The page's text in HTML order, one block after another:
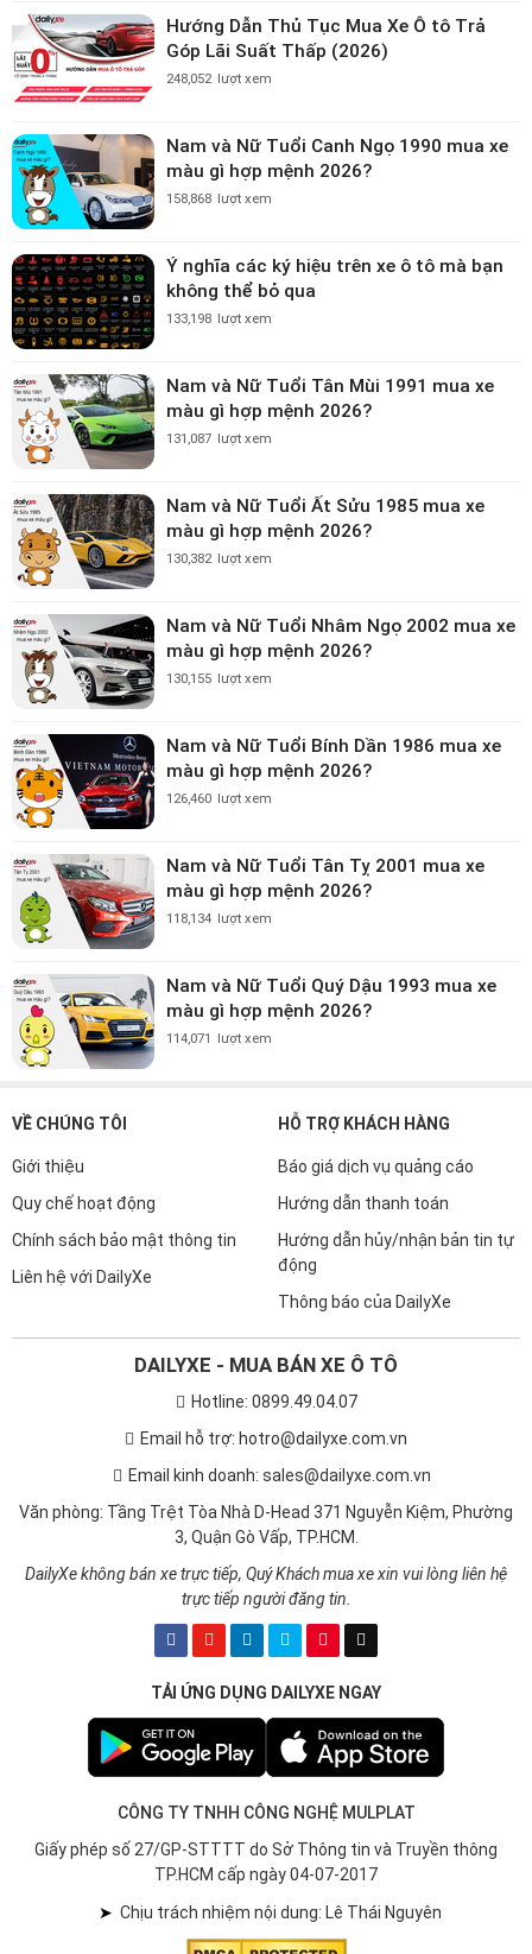
Hướng Dẫn Thủ Tục Mua Xe Ô tô Trả
Góp Lãi Suất Thấp (2026)
248,052 lượt xem
Nam và Nữ Tuổi Canh Ngọ 1990 mua xe
màu gì hợp mệnh 2026?
158,868 lượt xem
Ý nghĩa các ký hiệu trên xe ô tô mà bạn
không thể bỏ qua
133,198 lượt xem
Nam và Nữ Tuổi Tân Mùi 1991 mua xe
màu gì hợp mệnh 2026?
131,087 lượt xem
Nam và Nữ Tuổi Ất Sửu 1985 mua xe
màu gì hợp mệnh 2026?
130,382 lượt xem
Nam và Nữ Tuổi Nhâm Ngọ 2002 mua xe
màu gì hợp mệnh 2026?
130,155 lượt xem
Nam và Nữ Tuổi Bính Dần 1986 mua xe
màu gì hợp mệnh 2026?
126,460 lượt xem
Nam và Nữ Tuổi Tân Tỵ 2001 mua xe
màu gì hợp mệnh 2026?
118,134 lượt xem
Nam và Nữ Tuổi Quý Dậu 1993 mua xe
màu gì hợp mệnh 2026?
114,071 lượt xem
VỀ CHÚNG TÔI
Giới thiệu
Quy chế hoạt động
Chính sách bảo mật thông tin
Liên hệ với DailyXe
HỖ TRỢ KHÁCH HÀNG
Báo giá dịch vụ quảng cáo
Hướng dẫn thanh toán
Hướng dẫn hủy/nhận bản tin tự
động
Thông báo của DailyXe
DAILYXE - MUA BÁN XE Ô TÔ
Hotline: 0899.49.04.07
Email hỗ trợ: hotro@dailyxe.com.vn
Email kinh doanh: sales@dailyxe.com.vn
Văn phòng: Tầng Trệt Tòa Nhà D-Head 371 Nguyễn Kiệm, Phường
3, Quận Gò Vấp, TP.HCM.
DailyXe không bán xe trực tiếp, Quý Khách mua xe xin vui lòng liên hệ
trực tiếp người đăng tin.
TẢI ỨNG DỤNG DAILYXE NGAY
CÔNG TY TNHH CÔNG NGHỆ MULPLAT
Giấy phép số 27/GP-STTTT do Sở Thông tin và Truyền thông
TP.HCM cấp ngày 04-07-2017
➤ Chịu trách nhiệm nội dung: Lê Thái Nguyên